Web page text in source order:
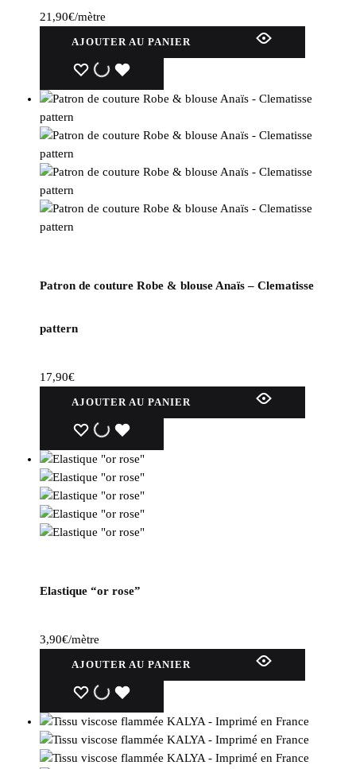
21,90€/mètre
AJOUTER AU PANIER
WISHLIST
WISHLIST
Patron de couture Robe & blouse Anaïs – Clematisse
pattern
17,90€
AJOUTER AU PANIER
WISHLIST
WISHLIST
Elastique “or rose”
3,90€/mètre
AJOUTER AU PANIER
WISHLIST
WISHLIST